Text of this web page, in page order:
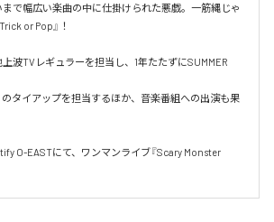
で幅広い楽曲の中に仕掛けられた悪戯。一筋縄じゃ
or Pop』！
波TVレギュラーを担当し、1年たたずにSUMMER
タイアップを担当するほか、音楽番組への出演も果
O-EASTにて、ワンマンライブ『Scary Monster